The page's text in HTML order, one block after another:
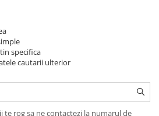
specifica
cautarii ulterior
rog sa ne contactezi la numarul de